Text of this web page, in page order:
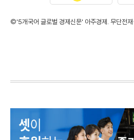
©'5개국어 글로벌 경제신문' 아주경제. 무단전재